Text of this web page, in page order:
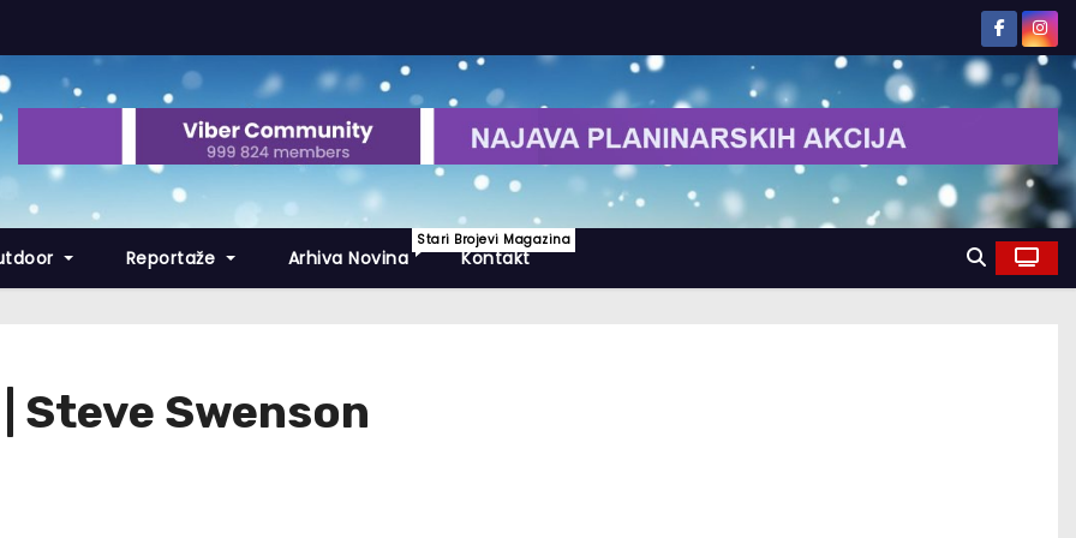
Reportaže Arhiva Novina
Stari Brojevi Magazina
Kontakt
Steve Swenson